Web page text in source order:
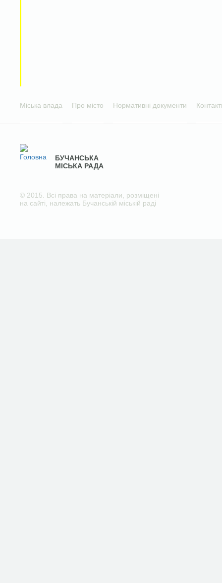
Міська влада Про місто Нормативні документи
БУЧАНСЬКА
МІСЬКА РАДА
© 2015. Всі права на матеріали, розміщені
на сайті, належать Бучанській міській раді